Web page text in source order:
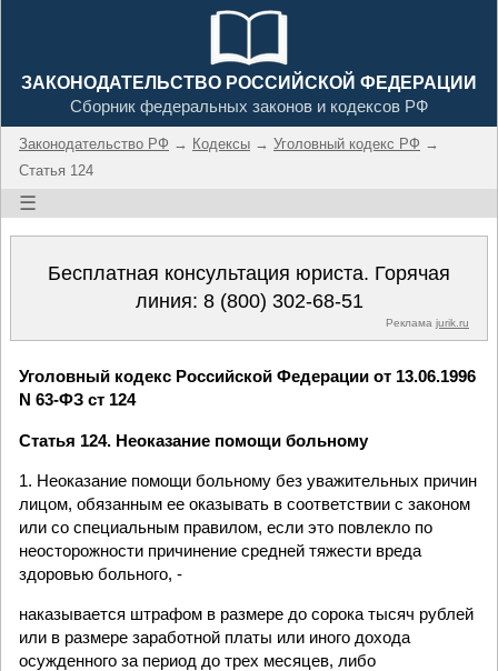
ЗАКОНОДАТЕЛЬСТВО РОССИЙСКОЙ ФЕДЕРАЦИИ
Сборник федеральных законов и кодексов РФ
Законодательство РФ → Кодексы → Уголовный кодекс РФ →
Статья 124
☰
Бесплатная консультация юриста. Горячая
линия: 8 (800) 302-68-51
Реклама jurik.ru
Уголовный кодекс Российской Федерации от 13.06.1996
N 63-ФЗ ст 124
Статья 124. Неоказание помощи больному
1. Неоказание помощи больному без уважительных причин
лицом, обязанным ее оказывать в соответствии с законом
или со специальным правилом, если это повлекло по
неосторожности причинение средней тяжести вреда
здоровью больного, -
наказывается штрафом в размере до сорока тысяч рублей
или в размере заработной платы или иного дохода
осужденного за период до трех месяцев, либо